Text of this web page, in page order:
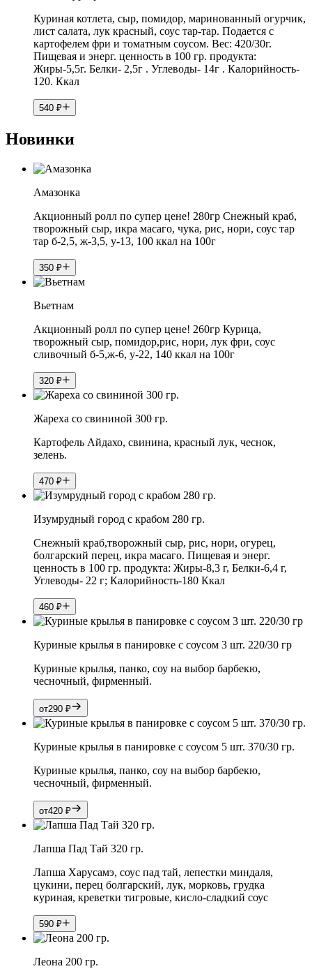
Куриная котлета, сыр, помидор, маринованный огурчик,
лист салата, лук красный, соус тар-тар. Подается с
картофелем фри и томатным соусом. Вес: 420/30г.
Пищевая и энерг. ценность в 100 гр. продукта:
Жиры-5,5г. Белки- 2,5г . Углеводы- 14г . Калорийность-
120. Ккал
540 ₽
Новинки
Амазонка
Акционный ролл по супер цене! 280гр Снежный краб,
творожный сыр, икра масаго, чука, рис, нори, соус тар
тар б-2,5, ж-3,5, у-13, 100 ккал на 100г
350 ₽
Вьетнам
Акционный ролл по супер цене! 260гр Курица,
творожный сыр, помидор,рис, нори, лук фри, соус
сливочный б-5,ж-6, у-22, 140 ккал на 100г
320 ₽
Жареха со свининой 300 гр.
Картофель Айдахо, свинина, красный лук, чеснок,
зелень.
470 ₽
Изумрудный город с крабом 280 гр.
Снежный краб,творожный сыр, рис, нори, огурец,
болгарский перец, икра масаго. Пищевая и энерг.
ценность в 100 гр. продукта: Жиры-8,3 г, Белки-6,4 г,
Углеводы- 22 г; Калорийность-180 Ккал
460 ₽
Куриные крылья в панировке с соусом 3 шт. 220/30 гр
Куриные крылья, панко, соу на выбор барбекю,
чесночный, фирменный.
от290 ₽
Куриные крылья в панировке с соусом 5 шт. 370/30 гр.
Куриные крылья, панко, соу на выбор барбекю,
чесночный, фирменный.
от420 ₽
Лапша Пад Тай 320 гр.
Лапша Харусамэ, соус пад тай, лепестки миндаля,
цукини, перец болгарский, лук, морковь, грудка
куриная, креветки тигровые, кисло-сладкий соус
590 ₽
Леона 200 гр.